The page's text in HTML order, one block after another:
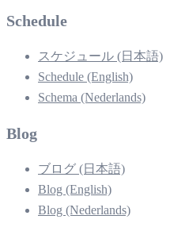
Schedule
スケジュール (日本語)
Schedule (English)
Schema (Nederlands)
Blog
ブログ (日本語)
Blog (English)
Blog (Nederlands)